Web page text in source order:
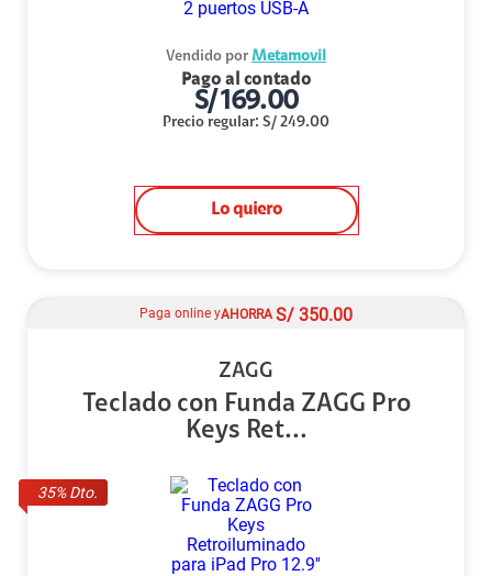
Vendido por Metamovil
Pago al contado
S/169.00
Precio regular: S/ 249.00
Lo quiero
35% Dto.
Paga online yAHORRA S/ 350.00
ZAGG
Teclado con Funda ZAGG Pro
Keys Ret...